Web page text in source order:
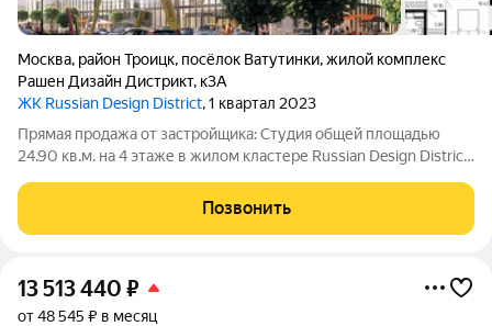
Москва, район Троицк, посёлок Ватутинки,жилой комплекс
Рашен Дизайн Дистрикт, к3А
ЖК Russian Design District, 1 квартал 2023
Прямая продажа от застройщика: Cтудия общей площадью
24.90 кв.м. на 4 этаже в жилом кластере Russian Design District,
коллаборации со звездами российского дизайна, культуры и
спорта. Квартира находится в
Позвонить
13 513 440 ₽
от 48 545 ₽ в месяц